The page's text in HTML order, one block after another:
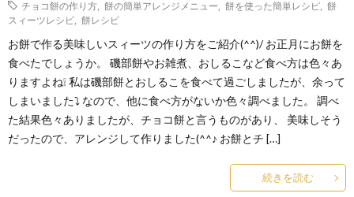
チョコ餅の作り方
餅の簡単アレンジメニュー 餅を使った簡単レシピ
餅
スィーツレシピ
餅レシピ
お餅で作る美味しいスィーツの作り方をご紹介(^^)/ お正月にお餅を
食べたでしょうか。 磯部餅やお雑煮、おしるこなど食べ方は色々あ
りますよね❕ 私は磯部餅とおしるこを食べて過ごしましたが、余って
しまいました⤵ なので、他に食べ方がないか色々調べました。 調べ
た結果色々ありましたが、チョコ餅と言うものがあり、 美味しそう
だったので、アレンジして作りました(^^♪ お餅とチ […]
続きを読む